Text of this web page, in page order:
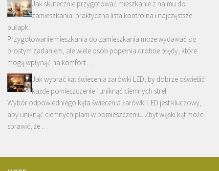
Jak skutecznie przygotować mieszkanie z najmu do
zamieszkania: praktyczna lista kontrolna i najczęstsze
pułapki
Przygotowanie mieszkania do zamieszkania może wydawać się
prostym zadaniem, ale wiele osób popełnia drobne błędy, które
mogą wpłynąć na komfort …
Jak wybrać kąt świecenia żarówki LED, by dobrze oświetlić
każde pomieszczenie i uniknąć ciemnych stref
Wybór odpowiedniego kąta świecenia żarówki LED jest kluczowy,
aby uniknąć ciemnych plam w pomieszczeniu. Zbyt wąski kąt może
sprawić, że …